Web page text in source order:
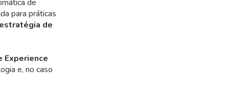
de
para práticas
de
Experience
e, no caso